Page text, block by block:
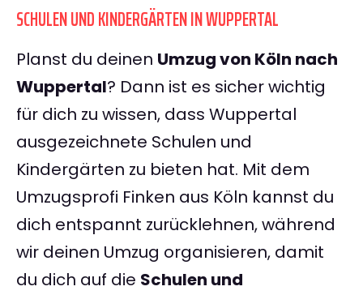
SCHULEN UND KINDERGÄRTEN IN WUPPERTAL
Planst du deinen Umzug von Köln nach
Wuppertal? Dann ist es sicher wichtig
für dich zu wissen, dass Wuppertal
ausgezeichnete Schulen und
Kindergärten zu bieten hat. Mit dem
Umzugsprofi Finken aus Köln kannst du
dich entspannt zurücklehnen, während
wir deinen Umzug organisieren, damit
du dich auf die Schulen und